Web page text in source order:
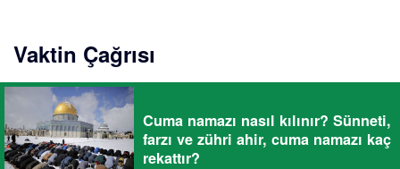
Vaktin Çağrısı
Cuma namazı nasıl kılınır? Sünneti,
farzı ve zühri ahir, cuma namazı kaç
rekattır?